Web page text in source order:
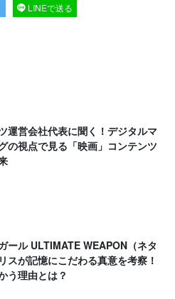
LINEで送る
運営会社代表に聞く！デジタルマ
の視点で見る「映画」コンテンツ
ール ULTIMATE WEAPON（ネタ
スが記憶にこだわる真意を考察！
う理由とは？